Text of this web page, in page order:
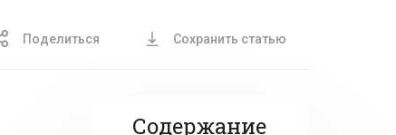
Поделиться Сохранить статью
Содержание